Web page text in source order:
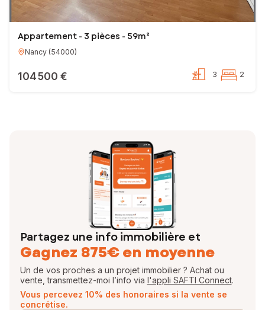
Appartement - 3 pièces - 59m²
Nancy (54000)
104 500 € 3 2
Partagez une info immobilière et
Gagnez 875€ en moyenne
Un de vos proches a un projet immobilier ? Achat ou
vente, transmettez-moi l’info via l'appli SAFTI Connect.
Vous percevez 10% des honoraires si la vente se
concrétise.